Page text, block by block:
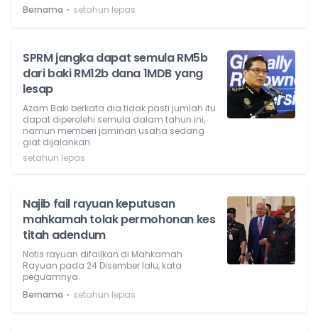
Bernama ⋅ setahun lepas
SPRM jangka dapat semula RM5b
dari baki RM12b dana 1MDB yang
lesap
Azam Baki berkata dia tidak pasti jumlah itu
dapat diperolehi semula dalam tahun ini,
namun memberi jaminan usaha sedang
giat dijalankan.
setahun lepas
Najib fail rayuan keputusan
mahkamah tolak permohonan kes
titah adendum
Notis rayuan difailkan di Mahkamah
Rayuan pada 24 Disember lalu, kata
peguamnya.
Bernama ⋅ setahun lepas